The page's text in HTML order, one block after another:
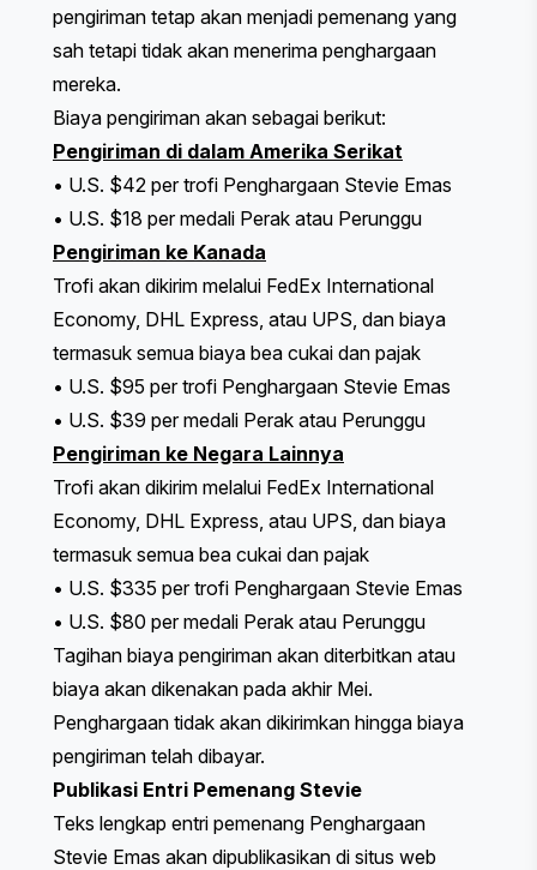
pengiriman tetap akan menjadi pemenang yang
sah tetapi tidak akan menerima penghargaan
mereka.
Biaya pengiriman akan sebagai berikut:
Pengiriman di dalam Amerika Serikat
• U.S. $42 per trofi Penghargaan Stevie Emas
• U.S. $18 per medali Perak atau Perunggu
Pengiriman ke Kanada
Trofi akan dikirim melalui FedEx International
Economy, DHL Express, atau UPS, dan biaya
termasuk semua biaya bea cukai dan pajak
• U.S. $95 per trofi Penghargaan Stevie Emas
• U.S. $39 per medali Perak atau Perunggu
Pengiriman ke Negara Lainnya
Trofi akan dikirim melalui FedEx International
Economy, DHL Express, atau UPS, dan biaya
termasuk semua bea cukai dan pajak
• U.S. $335 per trofi Penghargaan Stevie Emas
• U.S. $80 per medali Perak atau Perunggu
Tagihan biaya pengiriman akan diterbitkan atau
biaya akan dikenakan pada akhir Mei.
Penghargaan tidak akan dikirimkan hingga biaya
pengiriman telah dibayar.
Publikasi Entri Pemenang Stevie
Teks lengkap entri pemenang Penghargaan
Stevie Emas akan dipublikasikan di situs web